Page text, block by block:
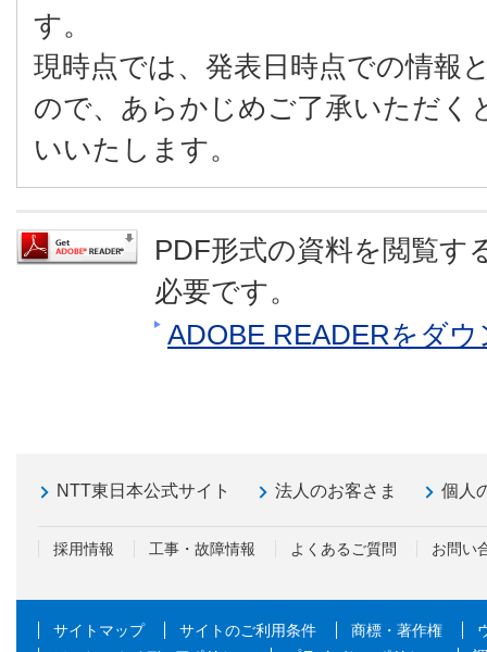
す。
現時点では、発表日時点での情報
ので、あらかじめご了承いただく
いいたします。
PDF形式の資料を閲覧す
必要です。
ADOBE READERをダ
NTT東日本公式サイト 法人のお客さま 個人
採用情報 工事・故障情報 よくあるご質問 お問い
サイトマップ サイトのご利用条件 商標・著作権